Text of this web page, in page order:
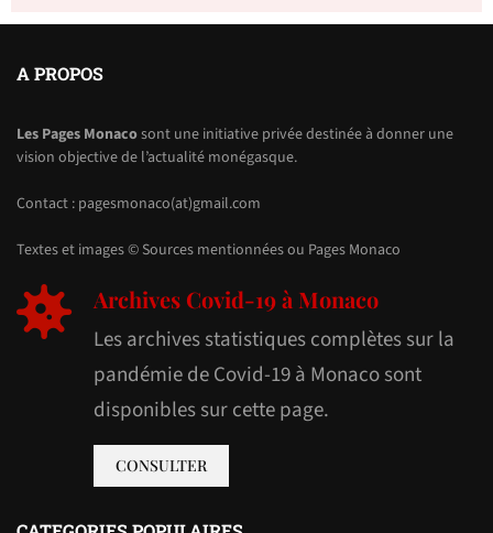
A PROPOS
Les Pages Monacosont une initiative privée destinée à donner une
vision objective de l’actualité monégasque.
Contact : pagesmonaco(at)gmail.com
Textes et images © Sources mentionnées ou Pages Monaco
Archives Covid-19 à Monaco
Les archives statistiques complètes sur la
pandémie de Covid-19 à Monaco sont
disponibles sur cette page.
CONSULTER